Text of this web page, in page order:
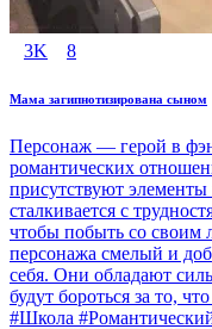
3K 8
Мама загипнотизирована сыном
Персонаж — герой в
романтических
присутствуют
сталкивается с
чтобы побыть со своим
персонажа смелый и
себя. Они обладают
будут бороться за то,
#Школа